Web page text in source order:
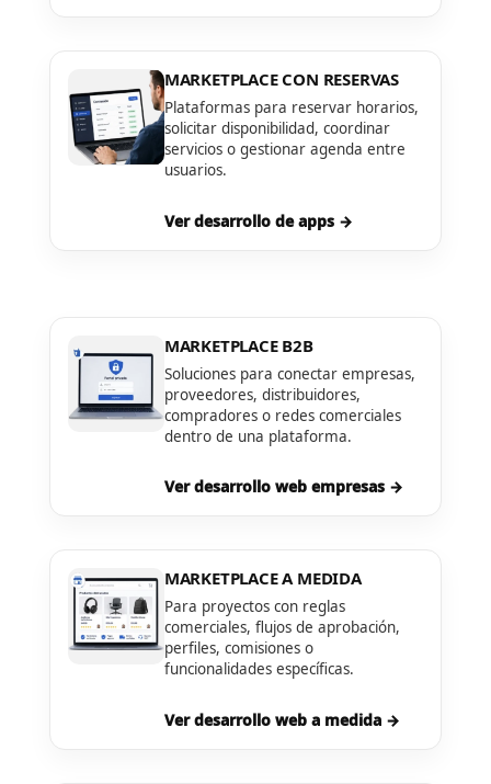
MARKETPLACE CON RESERVAS
Plataformas para reservar horarios,
solicitar disponibilidad, coordinar
servicios o gestionar agenda entre
usuarios.
Ver desarrollo de apps →
MARKETPLACE B2B
Soluciones para conectar empresas,
proveedores, distribuidores,
compradores o redes comerciales
dentro de una plataforma.
Ver desarrollo web empresas →
MARKETPLACE A MEDIDA
Para proyectos con reglas
comerciales, flujos de aprobación,
perfiles, comisiones o
funcionalidades específicas.
Ver desarrollo web a medida →